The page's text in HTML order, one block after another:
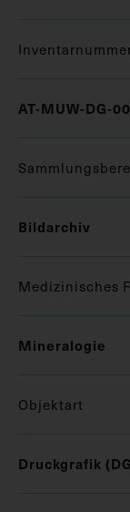
AT-MUW-DG-
Bildarchiv
Medizinisches
Mineralogie
Objektart
Druckgrafik